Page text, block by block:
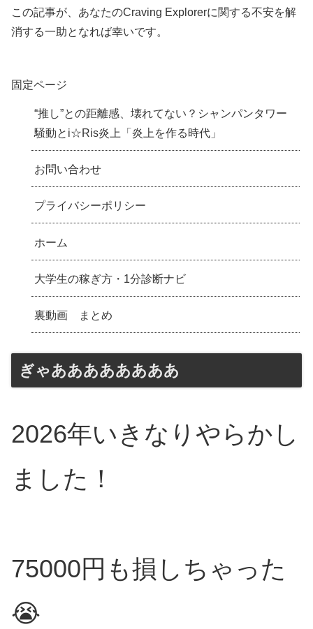
この記事が、あなたのCraving Explorerに関する不安を解
消する一助となれば幸いです。
固定ページ
“推し”との距離感、壊れてない？シャンパンタワー
騒動とi☆Ris炎上「炎上を作る時代」
お問い合わせ
プライバシーポリシー
ホーム
大学生の稼ぎ方・1分診断ナビ
裏動画 まとめ
ぎゃああああああああ
2026年いきなりやらかし
ました！
75000円も損しちゃった
😭